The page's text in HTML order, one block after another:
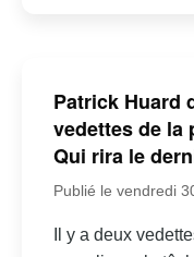
Patrick Huard
vedettes de la
Qui rira le
Publié le vendredi
Il y a deux